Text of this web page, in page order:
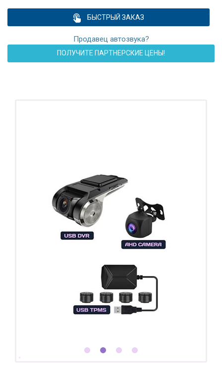
БЫСТРЫЙ ЗАКАЗ
Продавец автозвука?
ПОЛУЧИТЕ ПАРТНЕРСКИЕ ЦЕНЫ!